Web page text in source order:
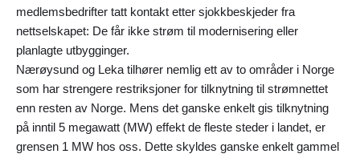
medlemsbedrifter tatt kontakt etter sjokkbeskjeder fra
nettselskapet: De får ikke strøm til modernisering eller
planlagte utbygginger.
Nærøysund og Leka tilhører nemlig ett av to områder i Norge
som har strengere restriksjoner for tilknytning til strømnettet
enn resten av Norge. Mens det ganske enkelt gis tilknytning
på inntil 5 megawatt (MW) effekt de fleste steder i landet, er
grensen 1 MW hos oss. Dette skyldes ganske enkelt gammel